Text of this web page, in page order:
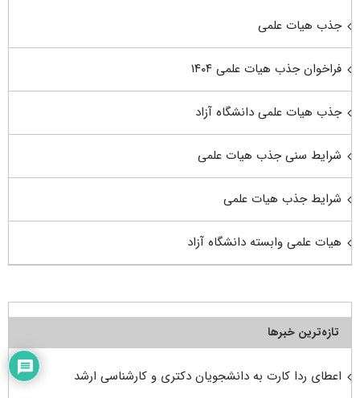
جذب هیات علمی
فراخوان جذب هیات علمی ۱۴۰۴
جذب هیات علمی دانشگاه آزاد
شرایط سنی جذب هیات علمی
شرایط جذب هیات علمی
هیات علمی وابسته دانشگاه آزاد
تازه‌ترین خبرها
اعطای ردا کارت به دانشجویان دکتری و کارشناسی ارشد